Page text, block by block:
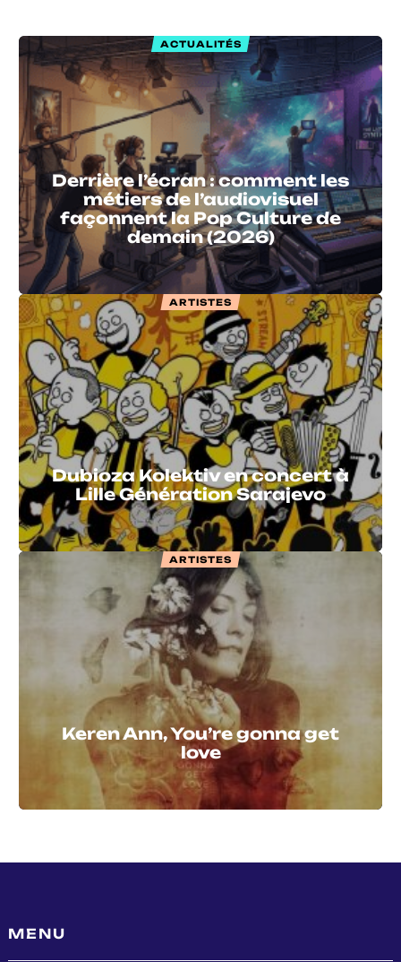
ACTUALITÉS
Derrière l’écran : comment les
métiers de l’audiovisuel
façonnent la Pop Culture de
demain (2026)
ARTISTES
Dubioza Kolektiv en concert à
Lille Génération Sarajevo
ARTISTES
Keren Ann, You’re gonna get
love
MENU